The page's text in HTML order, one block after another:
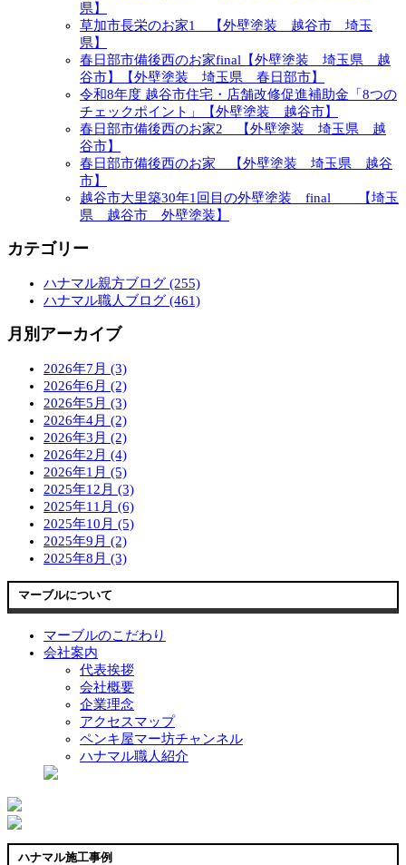
県】
草加市長栄のお家1 【外壁塗装 越谷市 埼玉
県】
春日部市備後西のお家final【外壁塗装 埼玉県 越
谷市】【外壁塗装 埼玉県 春日部市】
令和8年度 越谷市住宅・店舗改修促進補助金「8つの
チェックポイント」【外壁塗装 越谷市】
春日部市備後西のお家2 【外壁塗装 埼玉県 越
谷市】
春日部市備後西のお家 【外壁塗装 埼玉県 越谷
市】
越谷市大里築30年1回目の外壁塗装 final 【埼玉
県 越谷市 外壁塗装】
カテゴリー
ハナマル親方ブログ (255)
ハナマル職人ブログ (461)
月別アーカイブ
2026年7月 (3)
2026年6月 (2)
2026年5月 (3)
2026年4月 (2)
2026年3月 (2)
2026年2月 (4)
2026年1月 (5)
2025年12月 (3)
2025年11月 (6)
2025年10月 (5)
2025年9月 (2)
2025年8月 (3)
マーブルについて
マーブルのこだわり
会社案内
代表挨拶
会社概要
企業理念
アクセスマップ
ペンキ屋マー坊チャンネル
ハナマル職人紹介
ハナマル施工事例